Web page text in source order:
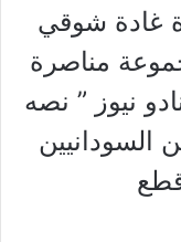
غادة شوقي
مناصرة
نيوز ” نصه
السودانيين